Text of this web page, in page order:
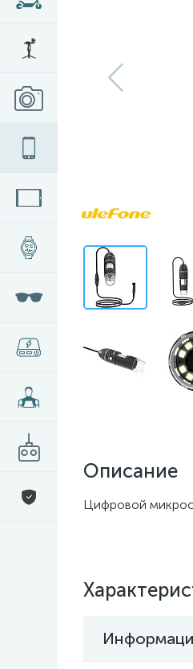
Описание
Цифровой